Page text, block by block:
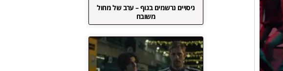
ניסויים נרשמים בגוף – ערב של מחול
משובח